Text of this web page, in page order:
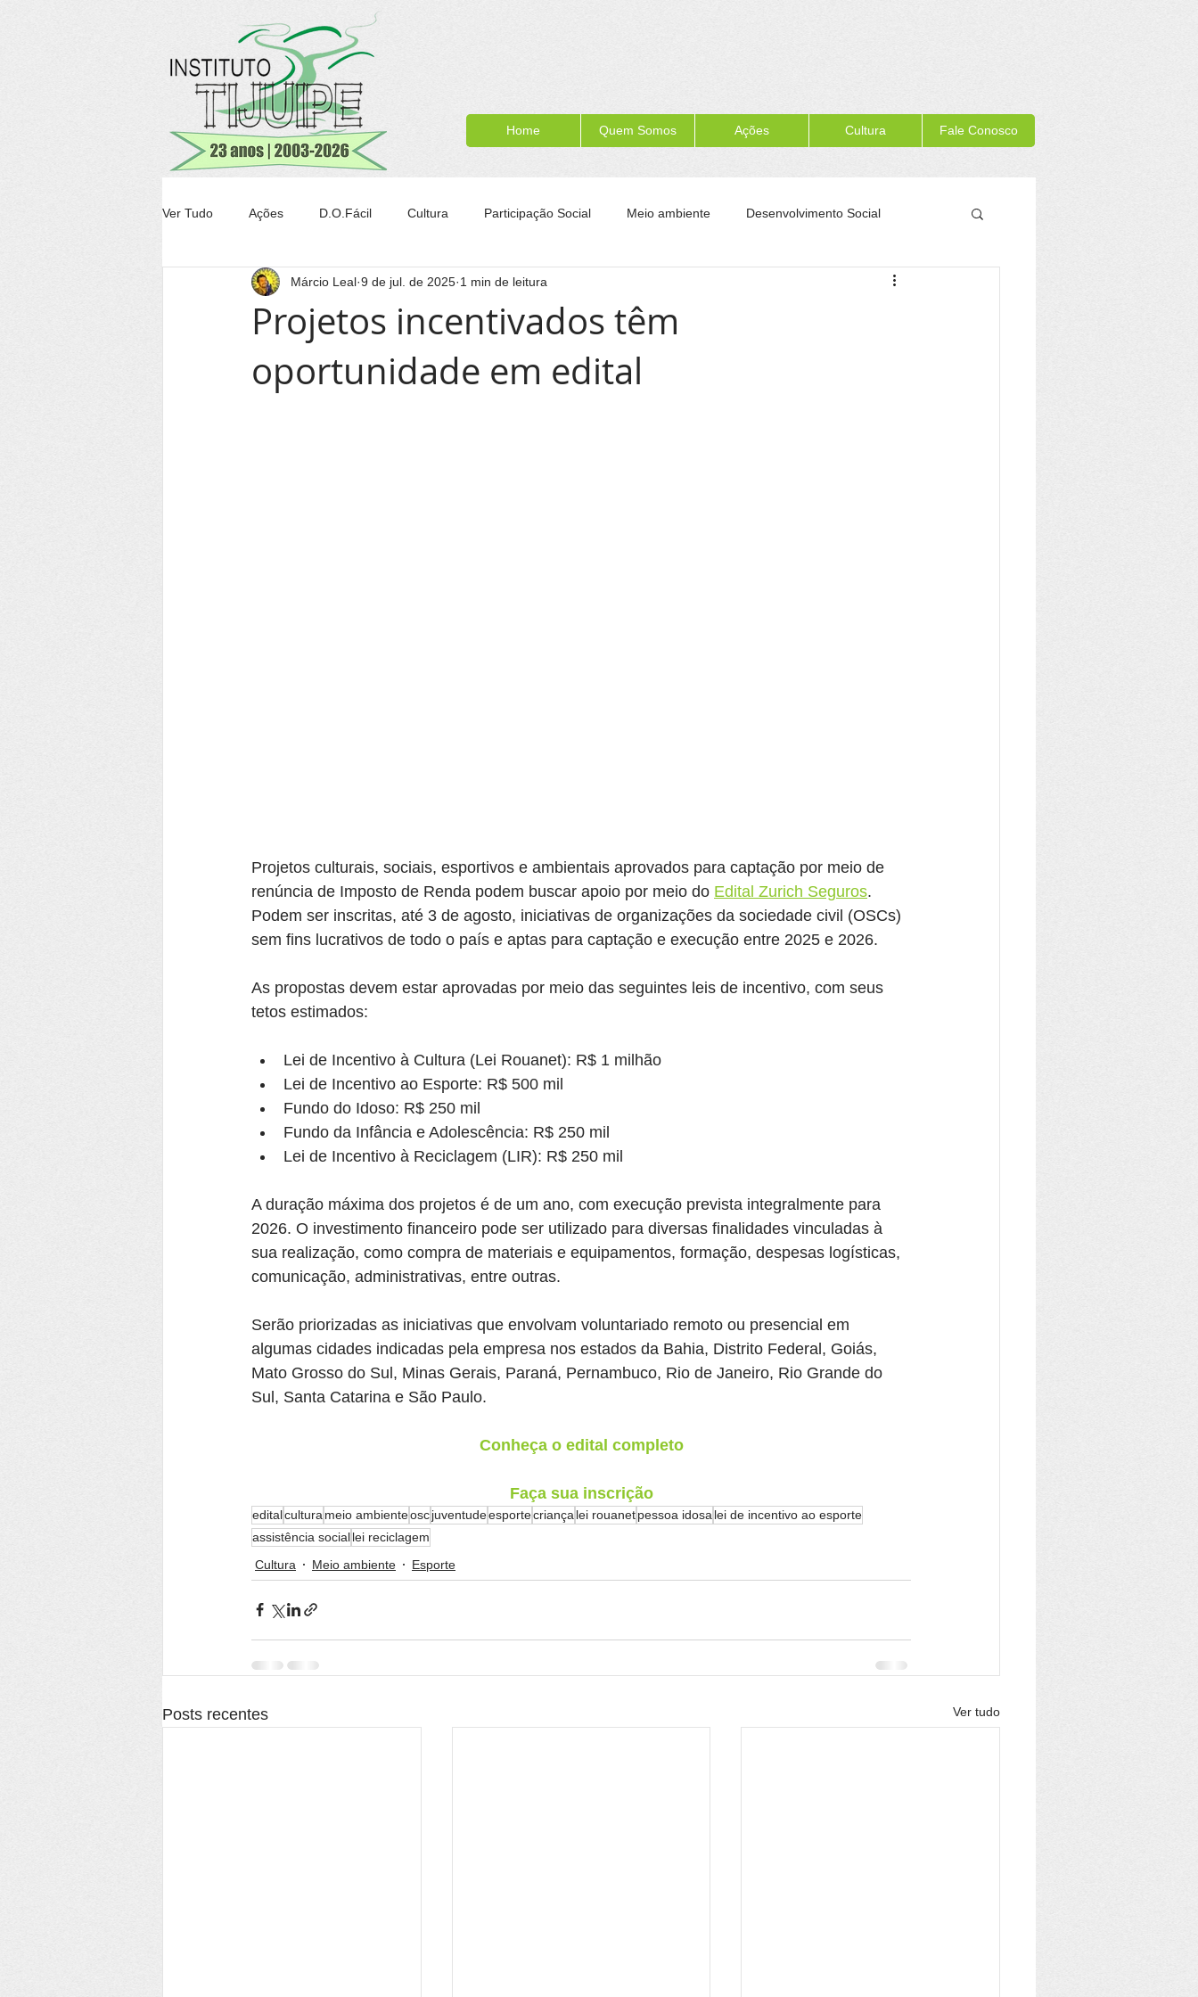
Home Quem Somos Ações Cultura Fale Conosco
Ver Tudo Ações D.O.Fácil Cultura Participação Social Meio ambiente Desenvolvimento Social
Agricultura Transparência Tijuípe Formação para a cidadania Memória Itacaré
Projetos incentivados têm
oportunidade em edital
Márcio Leal 9 de jul. de 2025 1 min de leitura
Projetos culturais, sociais, esportivos e ambientais aprovados para captação por meio de
renúncia de Imposto de Renda podem buscar apoio por meio do Edital Zurich Seguros.
Podem ser inscritas, até 3 de agosto, iniciativas de organizações da sociedade civil (OSCs)
sem fins lucrativos de todo o país e aptas para captação e execução entre 2025 e 2026.
As propostas devem estar aprovadas por meio das seguintes leis de incentivo, com seus
tetos estimados:
Lei de Incentivo à Cultura (Lei Rouanet): R$ 1 milhão
Lei de Incentivo ao Esporte: R$ 500 mil
Fundo do Idoso: R$ 250 mil
Fundo da Infância e Adolescência: R$ 250 mil
Lei de Incentivo à Reciclagem (LIR): R$ 250 mil
A duração máxima dos projetos é de um ano, com execução prevista integralmente para
2026. O investimento financeiro pode ser utilizado para diversas finalidades vinculadas à
sua realização, como compra de materiais e equipamentos, formação, despesas logísticas,
comunicação, administrativas, entre outras.
Serão priorizadas as iniciativas que envolvam voluntariado remoto ou presencial em
algumas cidades indicadas pela empresa nos estados da Bahia, Distrito Federal, Goiás,
Mato Grosso do Sul, Minas Gerais, Paraná, Pernambuco, Rio de Janeiro, Rio Grande do
Sul, Santa Catarina e São Paulo.
Conheça o edital completo
Faça sua inscrição
editalcultura meio ambienteoscjuventudeesportecriança lei rouanetpessoa idosa lei de incentivo ao esporte
assistência sociallei reciclagem
Cultura
Meio ambiente Esporte
Posts recentes Ver tudo